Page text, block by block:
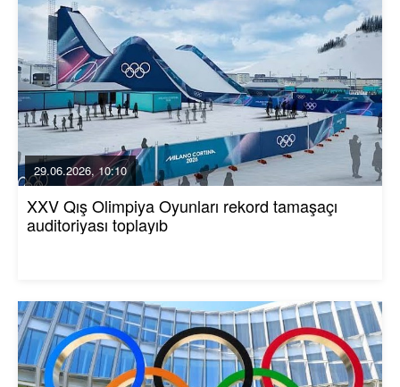
29.06.2026, 10:10
XXV Qış Olimpiya Oyunları rekord tamaşaçı
auditoriyası toplayıb